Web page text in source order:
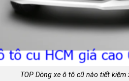
TOP Dòng xe ô tô cũ nào tiết